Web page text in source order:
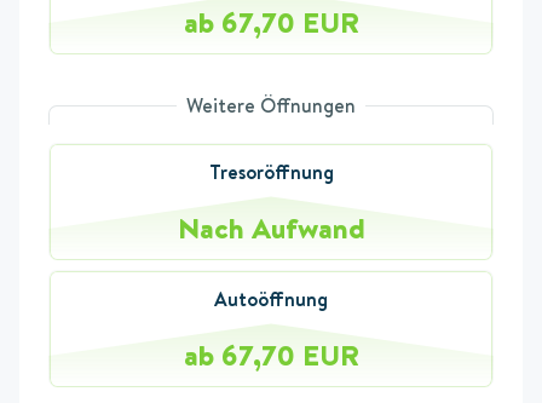
ab 67,70 EUR
Weitere Öffnungen
Tresoröffnung
Nach Aufwand
Autoöffnung
ab 67,70 EUR